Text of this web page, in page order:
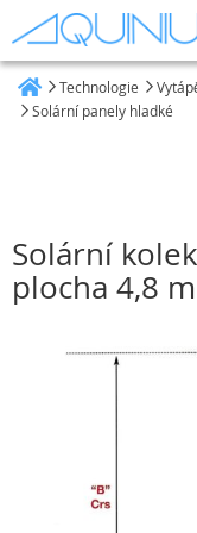
Technologie
Solární panely hladké
Solární
plocha 4,8